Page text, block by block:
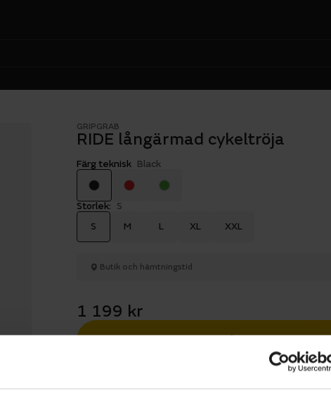
GRIPGRAB
RIDE långärmad cykeltröja
Färg teknisk Black
Storlek: S
S
M L XL XXL
Butik och hämtningstid
1 199 kr
Lägg i varukorg